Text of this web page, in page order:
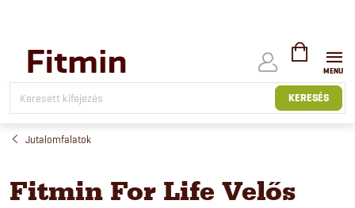
tartalomhoz
KERESÉS
KOSÁR
Jutalomfalatok
Fitmin For Life Velős